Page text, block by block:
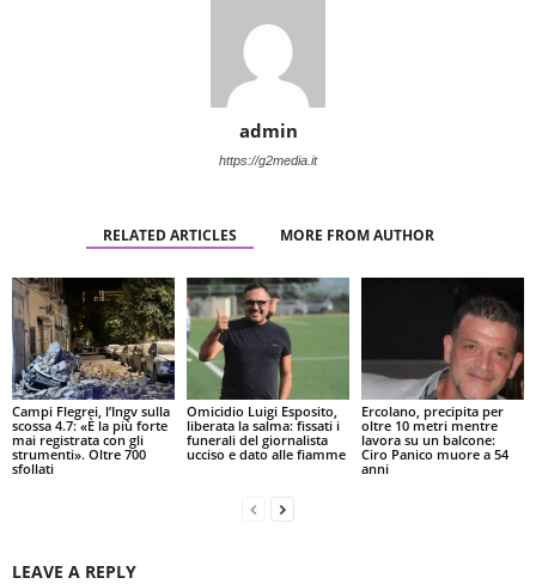
admin
https://g2media.it
RELATED ARTICLES MORE FROM AUTHOR
Campi Flegrei, l’Ingv sulla
scossa 4.7: «È la più forte
mai registrata con gli
strumenti». Oltre 700
sfollati
Omicidio Luigi Esposito,
liberata la salma: fissati i
funerali del giornalista
ucciso e dato alle fiamme
Ercolano, precipita per
oltre 10 metri mentre
lavora su un balcone:
Ciro Panico muore a 54
anni
LEAVE A REPLY